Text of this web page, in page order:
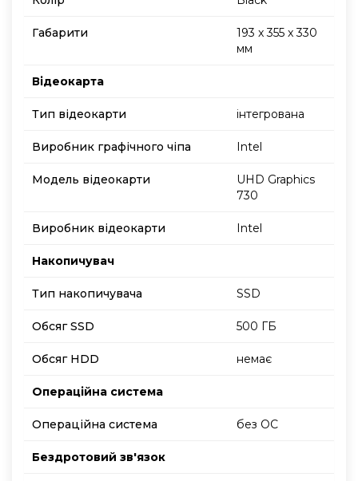
Габарити
193 x 355 x 330
мм
Відеокарта
Тип відеокарти інтегрована
Виробник графічного чіпа Intel
Модель відеокарти
UHD Graphics
730
Виробник відеокарти Intel
Накопичувач
Тип накопичувача SSD
Обсяг SSD 500 ГБ
Обсяг HDD немає
Операційна система
Операційна система без ОС
Бездротовий зв'язок